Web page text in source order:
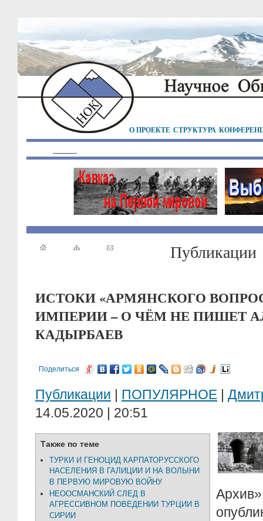
О ПРОЕКТЕ СТРУКТУРА
Публикации
ИСТОКИ «АРМЯНСКОГО
ИМПЕРИИ – О ЧЁМ НЕ ПИШЕТ
КАДЫРБАЕВ
Поделиться
Публикации | ПОПУЛЯРНОЕ |
14.05.2020 | 20:51
Также по теме
ТУРКИ И ГЕНОЦИД КАРПАТОРУССКОГО
НАСЕЛЕНИЯ В ГАЛИЦИИ И НА ВОЛЫНИ
В ПЕРВУЮ МИРОВУЮ ВОЙНУ
НЕООСМАНСКИЙ СЛЕД В
АГРЕССИВНОМ ПОВЕДЕНИИ ТУРЦИИ В
СИРИИ